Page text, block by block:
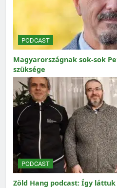
PODCAST
Magyarországnak sok-sok
szüksége
PODCAST
Zöld Hang podcast: Így láttuk